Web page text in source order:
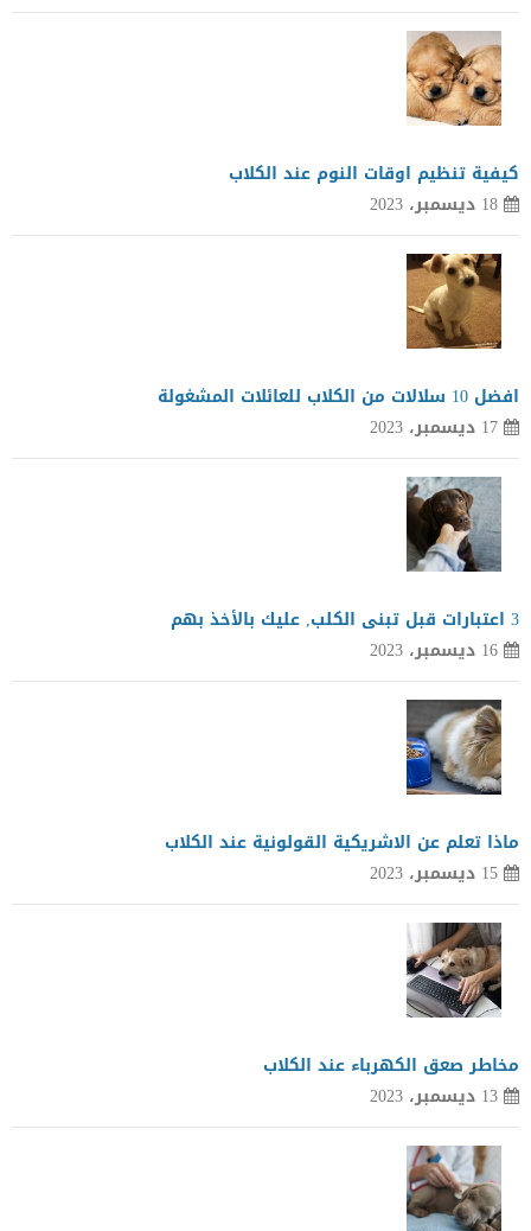
كيفية تنظيم اوقات النوم عند الكلاب
18 ديسمبر، 2023
افضل 10 سلالات من الكلاب للعائلات المشغولة
17 ديسمبر، 2023
3 اعتبارات قبل تبنى الكلب, عليك بالأخذ بهم
16 ديسمبر، 2023
ماذا تعلم عن الاشريكية القولونية عند الكلاب
15 ديسمبر، 2023
مخاطر صعق الكهرباء عند الكلاب
13 ديسمبر، 2023